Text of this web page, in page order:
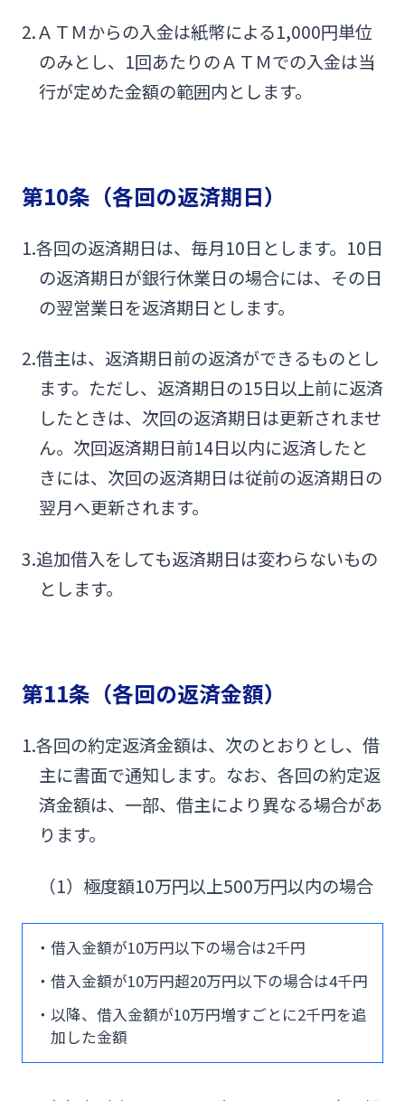
2.ＡＴＭからの入金は紙幣による1,000円単位
のみとし、1回あたりのＡＴＭでの入金は当
行が定めた金額の範囲内とします。
第10条（各回の返済期日）
1.各回の返済期日は、毎月10日とします。10日
の返済期日が銀行休業日の場合には、その日
の翌営業日を返済期日とします。
2.借主は、返済期日前の返済ができるものとし
ます。ただし、返済期日の15日以上前に返済
したときは、次回の返済期日は更新されませ
ん。次回返済期日前14日以内に返済したと
きには、次回の返済期日は従前の返済期日の
翌月へ更新されます。
3.追加借入をしても返済期日は変わらないもの
とします。
第11条（各回の返済金額）
1.各回の約定返済金額は、次のとおりとし、借
主に書面で通知します。なお、各回の約定返
済金額は、一部、借主により異なる場合があ
ります。
（1）極度額10万円以上500万円以内の場合
・借入金額が10万円以下の場合は2千円
・借入金額が10万円超20万円以下の場合は4千円
・以降、借入金額が10万円増すごとに2千円を追
加した金額